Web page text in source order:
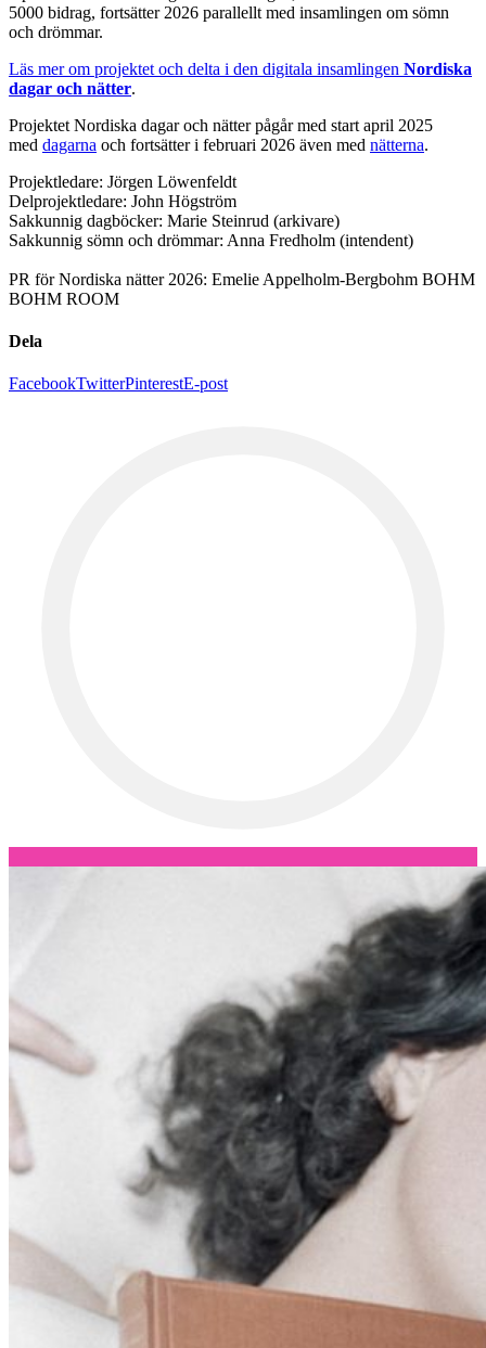
5000 bidrag, fortsätter 2026 parallellt med insamlingen om sömn
och drömmar.
Läs mer om projektet och delta i den digitala insamlingen Nordiska
dagar och nätter.
Projektet Nordiska dagar och nätter pågår med start april 2025
med dagarna och fortsätter i februari 2026 även med nätterna.
Projektledare: Jörgen Löwenfeldt
Delprojektledare: John Högström
Sakkunnig dagböcker: Marie Steinrud (arkivare)
Sakkunnig sömn och drömmar: Anna Fredholm (intendent)
PR för Nordiska nätter 2026: Emelie Appelholm-Bergbohm BOHM
BOHM ROOM
Dela
FacebookTwitterPinterestE-post